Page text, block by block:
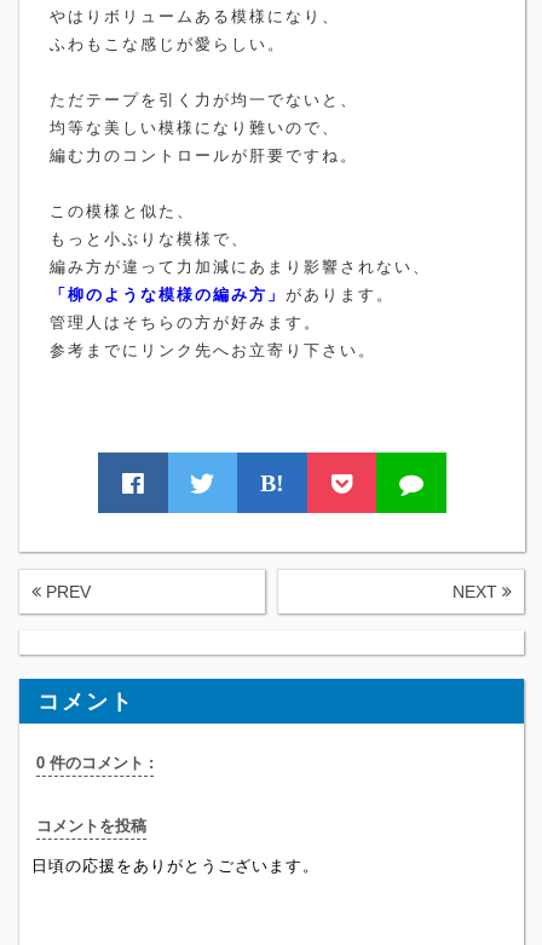
やはりボリュームある模様になり、
ふわもこな感じが愛らしい。
ただテープを引く力が均一でないと、
均等な美しい模様になり難いので、
編む力のコントロールが肝要ですね。
この模様と似た、
もっと小ぶりな模様で、
編み方が違って力加減にあまり影響されない、
「柳のような模様の編み方」 があります。
管理人はそちらの方が好みます。
参考までにリンク先へお立寄り下さい。
B!
PREV NEXT
コメント
0 件のコメント :
コメントを投稿
日頃の応援をありがとうございます。